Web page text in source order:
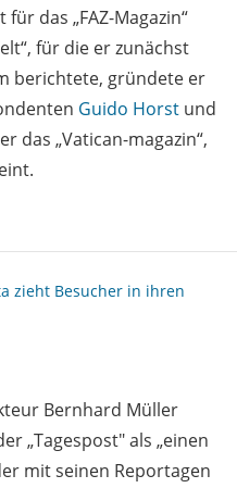
das „FAZ-Magazin“
für die er zunächst
berichtete, gründete er
Guido Horst und
das „Vatican-magazin“,
zieht Besucher in ihren
Bernhard Müller
„Tagespost" als „einen
mit seinen Reportagen